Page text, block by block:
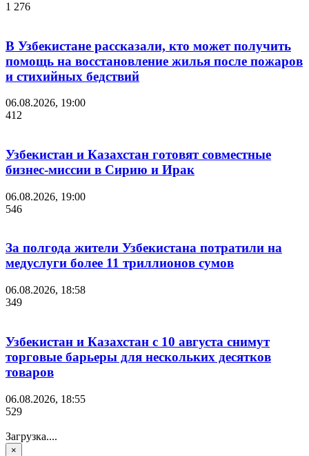
1 276
В Узбекистане рассказали, кто может получить
помощь на восстановление жилья после пожаров
и стихийных бедствий
06.08.2026, 19:00
412
Узбекистан и Казахстан готовят совместные
бизнес-миссии в Сирию и Ирак
06.08.2026, 19:00
546
За полгода жители Узбекистана потратили на
медуслуги более 11 триллионов сумов
06.08.2026, 18:58
349
Узбекистан и Казахстан с 10 августа снимут
торговые барьеры для нескольких десятков
товаров
06.08.2026, 18:55
529
Загрузка....
×